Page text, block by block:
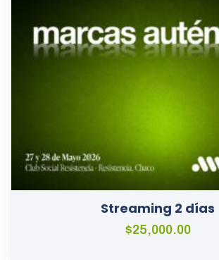
Streaming 2 días
$25,000.00